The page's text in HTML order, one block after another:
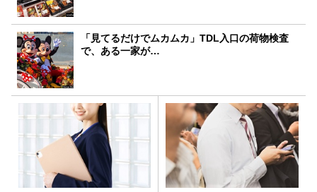
「見てるだけでムカムカ」TDL入口の荷物検査
で、ある一家が…